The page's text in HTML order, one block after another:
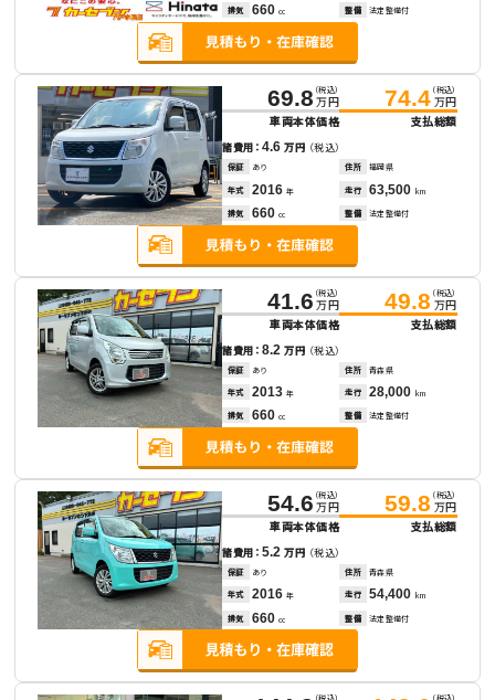
排気 660 cc 整備 法定整備付
69.8 （税込）
万円
車両本体価格
74.4 （税込）
万円
支払総額
諸費用：4.6万円 （税込）
保証 あり 住所 福岡県
年式 2016 年 走行 63,500 km
排気 660 cc 整備 法定整備付
41.6 （税込）
万円
車両本体価格
49.8 （税込）
万円
支払総額
諸費用：8.2万円 （税込）
保証 あり 住所 青森県
年式 2013 年 走行 28,000 km
排気 660 cc 整備 法定整備付
54.6 （税込）
万円
車両本体価格
59.8 （税込）
万円
支払総額
諸費用：5.2万円 （税込）
保証 あり 住所 青森県
年式 2016 年 走行 54,400 km
排気 660 cc 整備 法定整備付
（税込） （税込）